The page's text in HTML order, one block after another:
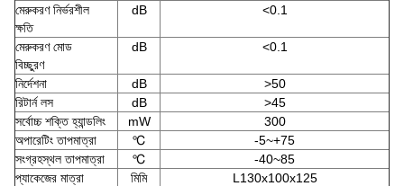
মেরুকরণ নির্ভরশীল
ক্ষতি
dB <0.1
মেরুকরণ মোড
বিচ্ছুরণ
dB <0.1
নির্দেশনা dB
>50
রিটার্ন লস
dB
>45
সর্বোচ্চ শক্তি হ্যান্ডলিং
mW
300
অপারেটিং তাপমাত্রা
℃
-5~+75
সংগ্রহস্থল তাপমাত্রা
℃
-40~85
প্যাকেজের মাত্রা
মিমি L130x100x125